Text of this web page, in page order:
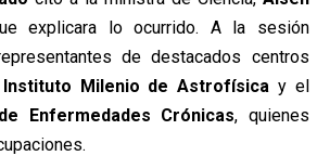
explicara lo ocurrido. A la sesión
de destacados centros
Instituto Milenio de Astrofísica y el
Enfermedades Crónicas, quienes